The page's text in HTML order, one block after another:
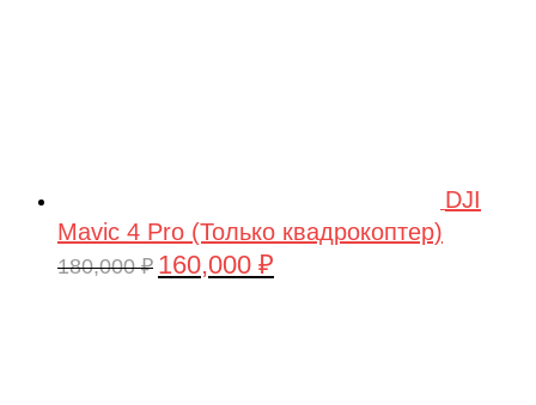
DJI
Mavic 4 Pro (Только квадрокоптер)
180,000₽ Первоначальная
160,000 ₽